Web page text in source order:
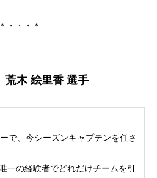
・・・＊
荒木 絵里香 選手
で、今シーズンキャプテンを任さ
一の経験者でどれだけチームを引